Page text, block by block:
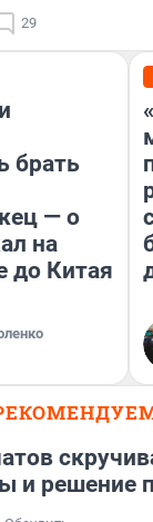
29
брать
— о
на
до Китая
и решение